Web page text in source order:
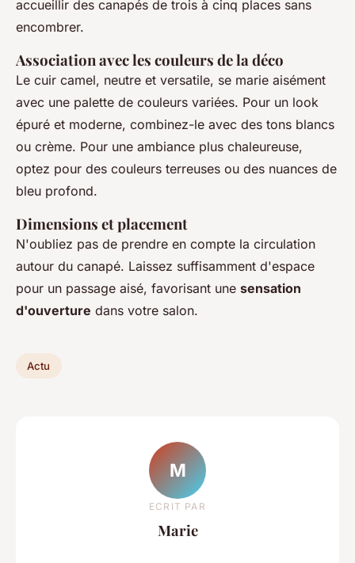
accueillir des canapés de trois à cinq places sans
encombrer.
Association avec les couleurs de la déco
Le cuir camel, neutre et versatile, se marie aisément
avec une palette de couleurs variées. Pour un look
épuré et moderne, combinez-le avec des tons blancs
ou crème. Pour une ambiance plus chaleureuse,
optez pour des couleurs terreuses ou des nuances de
bleu profond.
Dimensions et placement
N'oubliez pas de prendre en compte la circulation
autour du canapé. Laissez suffisamment d'espace
pour un passage aisé, favorisant une sensation
d'ouverture dans votre salon.
Actu
M
ECRIT PAR
Marie